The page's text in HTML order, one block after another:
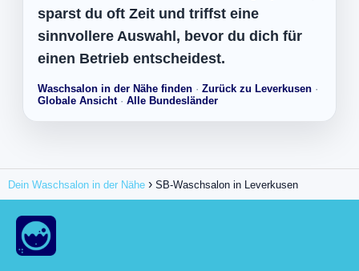
sparst du oft Zeit und triffst eine
sinnvollere Auswahl, bevor du dich für
einen Betrieb entscheidest.
Waschsalon in der Nähe finden · Zurück zu Leverkusen ·
Globale Ansicht· Alle Bundesländer
Dein Waschsalon in der Nähe SB-Waschsalon in Leverkusen